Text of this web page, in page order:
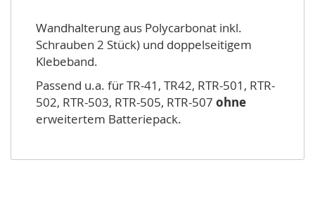
Wandhalterung aus Polycarbonat inkl.
Schrauben 2 Stück) und doppelseitigem
Klebeband.
Passend u.a. für TR-41, TR42, RTR-501, RTR-
502, RTR-503, RTR-505, RTR-507 ohne
erweitertem Batteriepack.